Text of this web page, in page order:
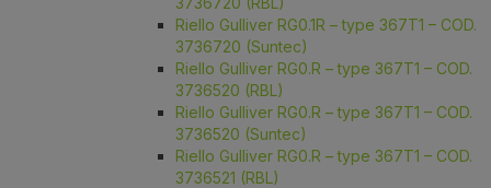
Riello Gulliver RG0.1R – type 367T1 – COD.
3736720 (Suntec)
Riello Gulliver RG0.R – type 367T1 – COD.
3736520 (RBL)
Riello Gulliver RG0.R – type 367T1 – COD.
3736520 (Suntec)
Riello Gulliver RG0.R – type 367T1 – COD.
3736521 (RBL)